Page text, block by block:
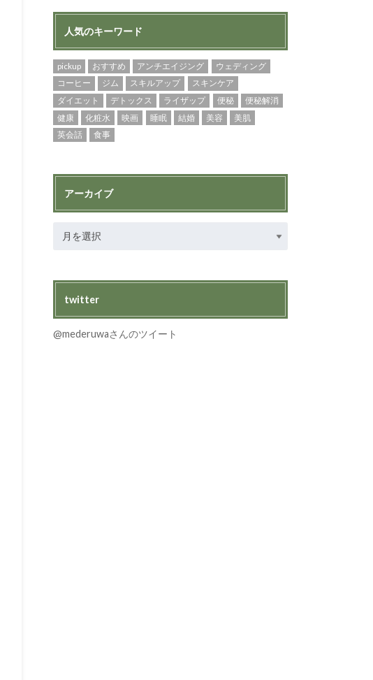
人気のキーワード
pickup おすすめ アンチエイジング
ウェディング
コーヒー
ジム スキルアップ
スキンケア
ダイエット
デトックス ライザップ 便秘
便秘解消
健康
化粧水 映画 睡眠 結婚 美容
美肌
英会話
食事
アーカイブ
twitter
@mederuwaさんのツイート